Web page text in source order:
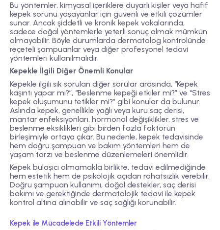
Bu yöntemler, kimyasal içeriklere duyarlı kişiler veya hafif
kepek sorunu yaşayanlar için güvenli ve etkili çözümler
sunar. Ancak şiddetli ve kronik kepek vakalarında,
sadece doğal yöntemlerle yeterli sonuç almak mümkün
olmayabilir. Böyle durumlarda dermatolog kontrolünde
reçeteli şampuanlar veya diğer profesyonel tedavi
yöntemleri kullanılmalıdır.
Kepekle İlgili Diğer Önemli Konular
Kepekle ilgili sık sorulan diğer sorular arasında, “Kepek
kaşıntı yapar mı?”, “Beslenme kepeği etkiler mi?” ve “Stres
kepek oluşumunu tetikler mi?” gibi konular da bulunur.
Aslında kepek, genellikle yağlı veya kuru saç derisi,
mantar enfeksiyonları, hormonal değişiklikler, stres ve
beslenme eksiklikleri gibi birden fazla faktörün
birleşimiyle ortaya çıkar. Bu nedenle, kepek tedavisinde
hem doğru şampuan ve bakım yöntemleri hem de
yaşam tarzı ve beslenme düzenlemeleri önemlidir.
Kepek bulaşıcı olmamakla birlikte, tedavi edilmediğinde
hem estetik hem de psikolojik açıdan rahatsızlık verebilir.
Doğru şampuan kullanımı, doğal destekler, saç derisi
bakımı ve gerektiğinde dermatolojik tedavi ile kepek
kontrol altına alınabilir ve saç sağlığı korunabilir.
Kepek ile Mücadelede Etkili Yöntemler